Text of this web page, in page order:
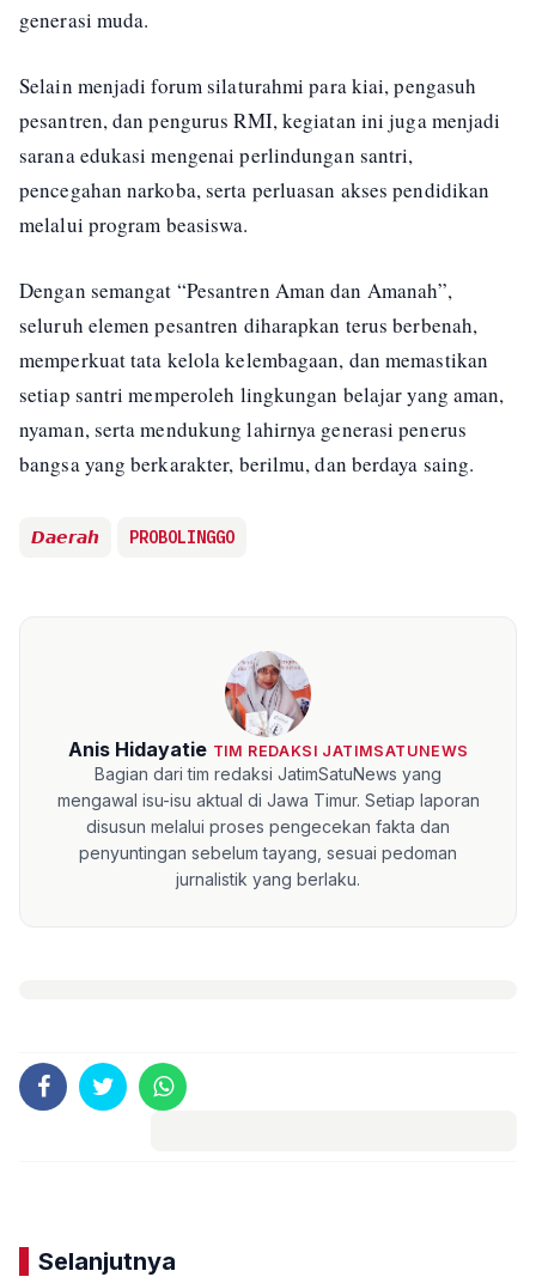
generasi muda.
Selain menjadi forum silaturahmi para kiai, pengasuh
pesantren, dan pengurus RMI, kegiatan ini juga menjadi
sarana edukasi mengenai perlindungan santri,
pencegahan narkoba, serta perluasan akses pendidikan
melalui program beasiswa.
Dengan semangat “Pesantren Aman dan Amanah”,
seluruh elemen pesantren diharapkan terus berbenah,
memperkuat tata kelola kelembagaan, dan memastikan
setiap santri memperoleh lingkungan belajar yang aman,
nyaman, serta mendukung lahirnya generasi penerus
bangsa yang berkarakter, berilmu, dan berdaya saing.
𝘿𝙖𝙚𝙧𝙖𝙝 PROBOLINGGO
Anis Hidayatie TIM REDAKSI JATIMSATUNEWS
Bagian dari tim redaksi JatimSatuNews yang
mengawal isu-isu aktual di Jawa Timur. Setiap laporan
disusun melalui proses pengecekan fakta dan
penyuntingan sebelum tayang, sesuai pedoman
jurnalistik yang berlaku.
Selanjutnya